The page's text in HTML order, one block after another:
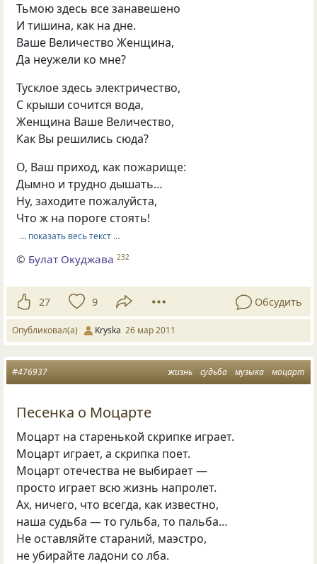
Тьмою здесь все занавешено
И тишина, как на дне.
Ваше Величество Женщина,
Да неужели ко мне?
Тусклое здесь электричество,
С крыши сочится вода,
Женщина Ваше Величество,
Как Вы решились сюда?
О, Ваш приход, как пожарище:
Дымно и трудно дышать…
Ну, заходите пожалуйста,
Что ж на пороге стоять!
… показать весь текст …
© Булат Окуджава 232
27 9 Обсудить
Опубликовал(а) Kryska 26 мар 2011
жизнь судьба музыка моцарт
#476937
Песенка о Моцарте
Моцарт на старенькой скрипке играет.
Моцарт играет, а скрипка поет.
Моцарт отечества не выбирает —
просто играет всю жизнь напролет.
Ах, ничего, что всегда, как известно,
наша судьба — то гульба, то пальба…
Не оставляйте стараний, маэстро,
не убирайте ладони со лба.